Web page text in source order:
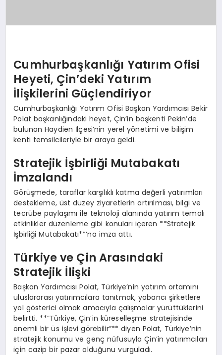
Cumhurbaşkanlığı Yatırım Ofisi
Heyeti, Çin’deki Yatırım
İlişkilerini Güçlendiriyor
Cumhurbaşkanlığı Yatırım Ofisi Başkan Yardımcısı Bekir
Polat başkanlığındaki heyet, Çin’in başkenti Pekin’de
bulunan Haydien İlçesi’nin yerel yönetimi ve bilişim
kenti temsilcileriyle bir araya geldi.
Stratejik İşbirliği Mutabakatı
İmzalandı
Görüşmede, taraflar karşılıklı katma değerli yatırımları
destekleme, üst düzey ziyaretlerin artırılması, bilgi ve
tecrübe paylaşımı ile teknoloji alanında yatırım temalı
etkinlikler düzenleme gibi konuları içeren **Stratejik
İşbirliği Mutabakatı**’na imza attı.
Türkiye ve Çin Arasındaki
Stratejik İlişki
Başkan Yardımcısı Polat, Türkiye’nin yatırım ortamını
uluslararası yatırımcılara tanıtmak, yabancı şirketlere
yol gösterici olmak amacıyla çalışmalar yürüttüklerini
belirtti. **”Türkiye, Çin’in küreselleşme stratejisinde
önemli bir üs işlevi görebilir”** diyen Polat, Türkiye’nin
stratejik konumu ve genç nüfusuyla Çin’in yatırımcıları
için cazip bir pazar olduğunu vurguladı.